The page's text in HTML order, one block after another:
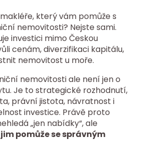
který vám pomůže s
nemovitosti? Nejste sami.
investici mimo Českou
cenám, diverzifikaci kapitálu,
nemovitost u moře.
nemovitosti ale není jen o
Je to strategické rozhodnutí,
právní jistota, návratnost i
investice. Právě proto
„jen nabídky“, ale
pomůže se správným